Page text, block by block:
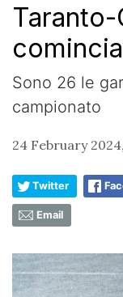
Taranto-
Sono 26 le
campionato
24 February
Twitter
Email